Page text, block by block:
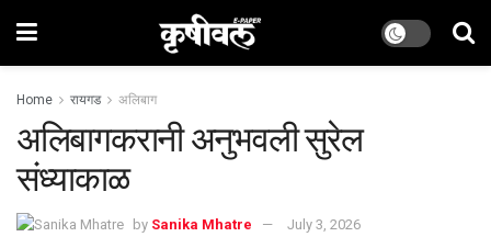
Home रायगड अलिबाग
अलिबागकरानी अनुभवली सुरेल
संध्याकाळ
by Sanika Mhatre July 3, 2026